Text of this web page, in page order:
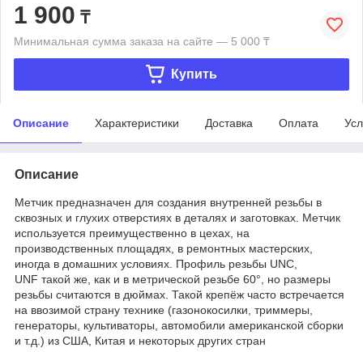
1 900 ₸
Минимальная сумма заказа на сайте — 5 000 ₸
Купить
Описание Характеристики Доставка Оплата
Описание
Метчик предназначен для создания внутренней резьбы в
сквозных и глухих отверстиях в деталях и заготовках. Метчик
используется преимущественно в цехах, на
производственных площадях, в ремонтных мастерских,
иногда в домашних условиях. Профиль резьбы UNC,
UNF такой же, как и в метрической резьбе 60°, но размеры
резьбы считаются в дюймах. Такой крепёж часто встречается
на ввозимой страну технике (газонокосилки, триммеры,
генераторы, культиваторы, автомобили американской сборки
и т.д.) из США, Китая и некоторых других стран